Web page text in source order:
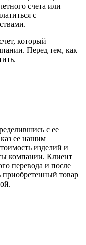
счета или
с
который
Перед тем, как
с ее
ее нашим
изделий и
компании. Клиент
перевода и после
приобретенный товар